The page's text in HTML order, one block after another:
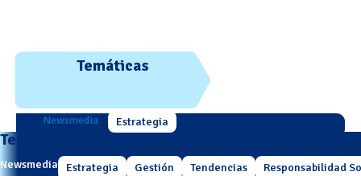
Temáticas
Newsmedia Estrategia
Temáticas
Newsmedia Estrategia Gestión Tendencias Responsabilidad